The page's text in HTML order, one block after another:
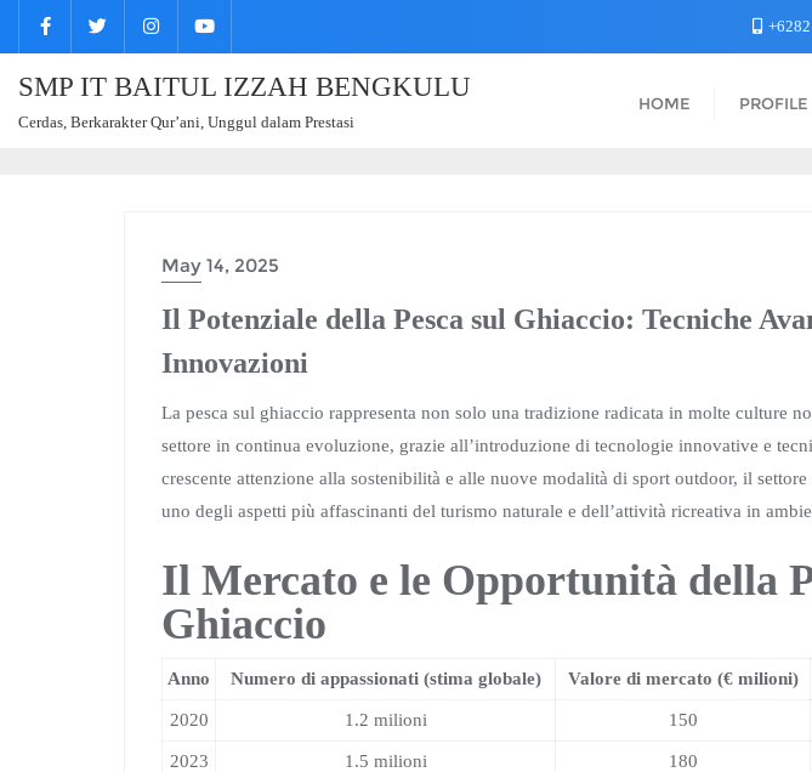
SMP IT BAITUL IZZAH BENGKULU
Cerdas, Berkarakter Qur’ani, Unggul dalam Prestasi
HOME PROFILE
May 14, 2025
Il Potenziale della Pesca sul Ghiaccio: Tecniche
Innovazioni
La pesca sul ghiaccio rappresenta non solo una tradizione radicata in molte culture
settore in continua evoluzione, grazie all’introduzione di tecnologie innovative e
crescente attenzione alla sostenibilità e alle nuove modalità di sport outdoor, il settore
uno degli aspetti più affascinanti del turismo naturale e dell’attività ricreativa in
Il Mercato e le Opportunità della
Ghiaccio
Anno Numero di appassionati (stima globale) Valore di mercato (€ milioni)
2020 1.2 milioni 150
2023 1.5 milioni 180